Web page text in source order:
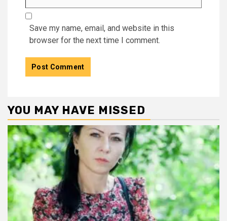
Save my name, email, and website in this
browser for the next time I comment.
YOU MAY HAVE MISSED